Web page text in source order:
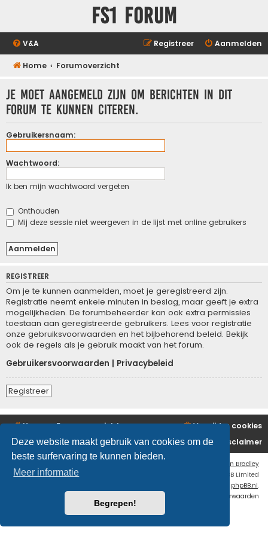
Deze website maakt gebruik van cookies om de
beste surfervaring te kunnen bieden.
Meer informatie
Begrepen!
FS1 forum
V&A Aanmelden
Registreer
Home Forumoverzicht
Je moet aangemeld zijn om berichten in dit
forum te kunnen citeren.
Gebruikersnaam:
Wachtwoord:
Ik ben mijn wachtwoord vergeten
Onthouden
Mij deze sessie niet weergeven in de lijst met online gebruikers
REGISTREER
Om je te kunnen aanmelden, moet je geregistreerd zijn.
Registratie neemt enkele minuten in beslag, maar geeft je extra
mogelijkheden. De forumbeheerder kan ook extra permissies
toestaan aan geregistreerde gebruikers. Lees voor registratie
onze gebruiksvoorwaarden en het bijbehorend beleid. Bekijk
ook de regels als je gebruik maakt van het forum.
Gebruikersvoorwaarden
Privacybeleid
Registreer
Home Forumoverzicht
Verwijder cookies
Disclaimer
Ian Bradley
® Forum Software © phpBB Limited
phpBB.nl.
Privacy
Gebruikersvoorwaarden